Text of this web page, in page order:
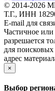
© 2014-2026
Т.Г., ИНН
E-mail для
Частичное или
разрешается
для
адрес
×
Выбор